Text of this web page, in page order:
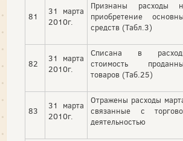
81
31 марта
2010г.
Признаны расходы
приобретение
средств (Табл.3)
82
31 марта
2010г.
Списана в
стоимость
товаров (Таб.25)
83
31 марта
2010г.
Отражены расходы
связанные с
деятельностью